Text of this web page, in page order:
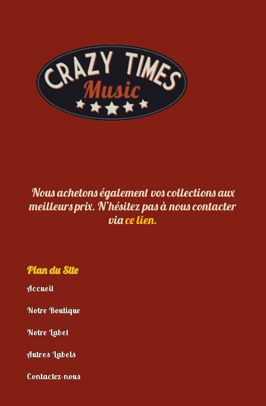
Nous achetons également vos collections aux
meilleurs prix. N’hésitez pas à nous contacter
viace lien.
Plan du Site
Accueil
Notre Boutique
Notre Label
Autres Labels
Contactez-nous